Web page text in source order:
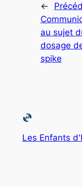
←
au sujet
dosage
spike
Les Enfants